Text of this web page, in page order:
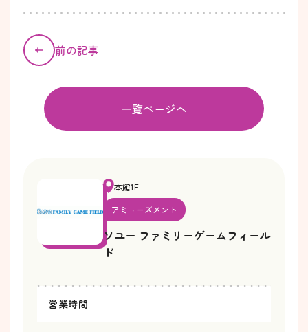
前の記事
一覧ページへ
本館1F
アミューズメント
ソユー ファミリーゲームフィール
ド
営業時間